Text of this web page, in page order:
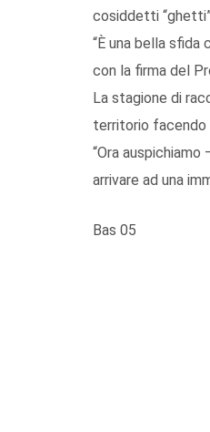
cosiddetti
“È una bella
con la firma del
La stagione di
territorio facendo
“Ora
arrivare ad una
Bas 05